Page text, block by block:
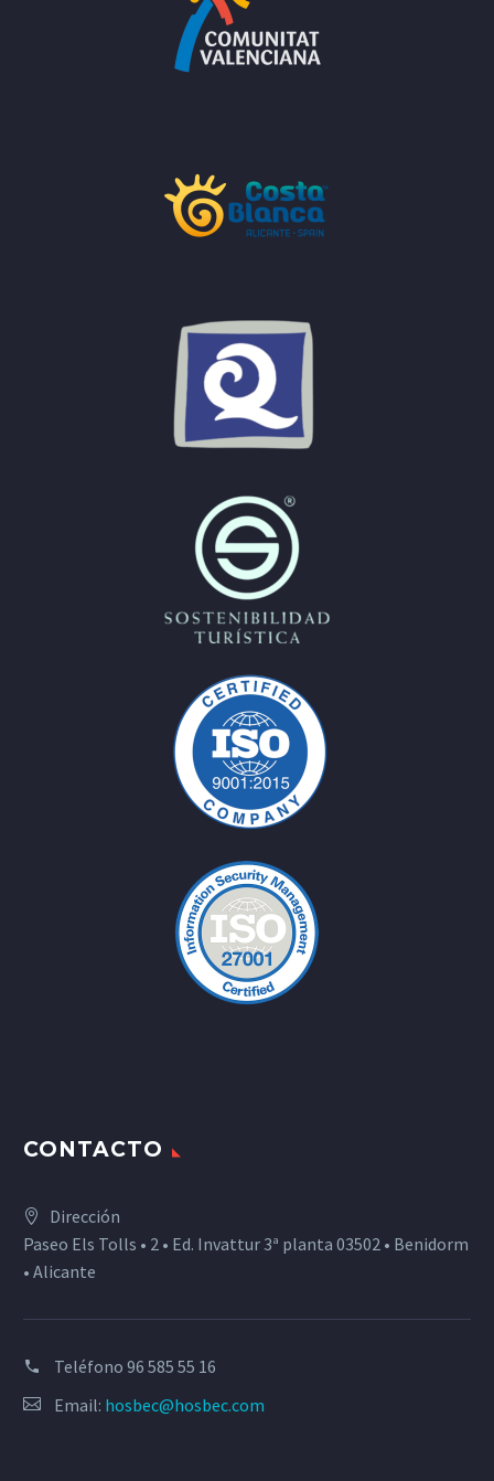
CONTACTO
Dirección
Paseo Els Tolls • 2 • Ed. Invattur 3ª planta 03502 • Benidorm
• Alicante
Teléfono 96 585 55 16
Email: hosbec@hosbec.com